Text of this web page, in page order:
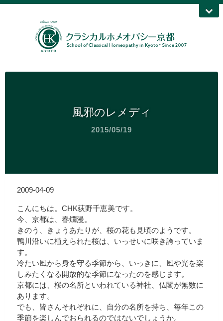
風邪のレメディ
2015/05/19
2009-04-09
こんにちは。CHK荻野千恵美です。
今、京都は、春爛漫。
きのう、きょうあたりが、桜の花も見頃のようです。
鴨川沿いに植えられた桜は、いっせいに咲き誇っていま
す。
冷たい風から身を守る季節から、いっきに、風や光を楽
しみたくなる開放的な季節になったのを感じます。
京都には、桜の名所といわれている神社、仏閣が無数に
あります。
でも、皆さんそれぞれに、自分の名所を持ち、毎年この
季節を楽しんでおられるのではないでしょうか。